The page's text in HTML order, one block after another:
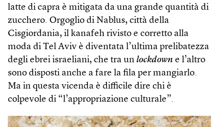
latte di capra è mitigata da una grande quantità di
zucchero. Orgoglio di Nablus, città della
Cisgiordania, il kanafeh rivisto e corretto alla
moda di Tel Aviv è diventata l’ultima prelibatezza
degli ebrei israeliani, che tra un lockdown e l’altro
sono disposti anche a fare la fila per mangiarlo.
Ma in questa vicenda è difficile dire chi è
colpevole di “l’appropriazione culturale”.